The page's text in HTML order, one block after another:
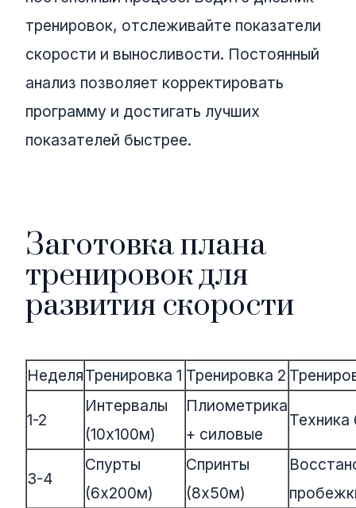
тренировок, отслеживайте показатели
скорости и выносливости. Постоянный
анализ позволяет корректировать
программу и достигать лучших
показателей быстрее.
Заготовка плана
тренировок для
развития скорости
НеделяТренировка 1 Тренировка 2
1-2
Интервалы
(10х100м)
Плиометрика
+ силовые
Техника
3-4
Спурты
(6х200м)
Спринты
(8х50м)